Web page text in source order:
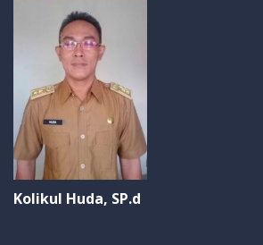
Kolikul Huda, SP.d